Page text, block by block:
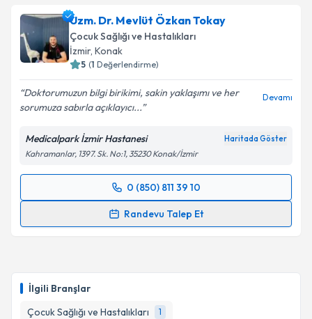
İlgili Branşlar
Çocuk Sağlığı ve Hastalıkları
1
almanız için bir takvim hazırlandığında e-posta ile
bilgilendireceğiz.
E-posta Adresiniz
Kişisel verilerimin işlenmesine ilişkin
Metni'ni okudum ve kişisel verilerimin belirtilen
kapsamda işlenmesini kabul ediyorum.
Takvim Talebini Gönder
Uzm. Dr. Mevlüt Özkan Tokay
Çocuk Sağlığı ve Hastalıkları
İzmir, Konak
5 (1 Değerlendirme)
Doktorumuzun bilgi birikimi, sakin yaklaşımı ve her
sorumuza sabırla açıklayıcı...
Devamı
Medicalpark İzmir Hastanesi Haritada Göster
Kahramanlar, 1397. Sk. No:1, 35230 Konak/İzmir
0 (850) 811 39 10
Randevu Talep Et
Randevu Takvimi Talebi
bilgilendireceğiz.
E-posta Adresiniz